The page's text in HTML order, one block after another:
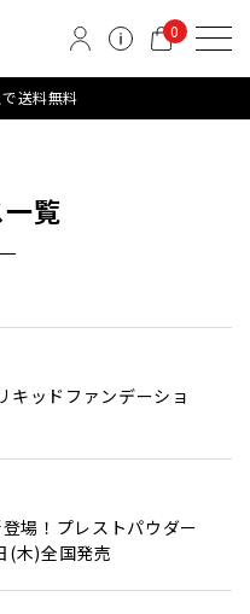
0
送料無料
覧
キッドファンデーショ
場！プレストパウダー
(木)全国発売